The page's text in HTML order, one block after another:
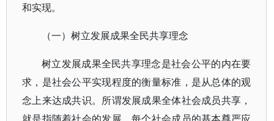
和实现。
（一）树立发展成果全民共享理念
树立发展成果全民共享理念是社会公平的内在要
求，是社会公平实现程度的衡量标准，是从总体的观
念上来达成共识。所谓发展成果全体社会成员共享，